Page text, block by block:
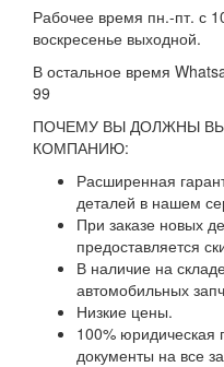
Рабочее время пн.-пт. с
воскресенье выходной.
В остальное время
99
ПОЧЕМУ ВЫ ДОЛЖНЫ
КОМПАНИЮ:
Расширенная
деталей в нашем
При заказе новых
предоставляется
В наличие на
автомобильных
Низкие цены.
100% юридическая
документы на все